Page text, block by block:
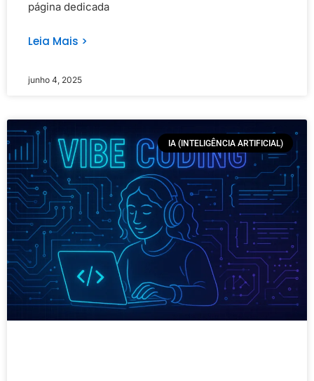
página dedicada
Leia Mais >
junho 4, 2025
IA (INTELIGÊNCIA ARTIFICIAL)